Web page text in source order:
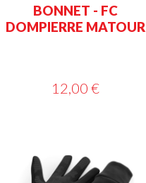
BONNET - FC
DOMPIERRE MATOUR
12,00 €